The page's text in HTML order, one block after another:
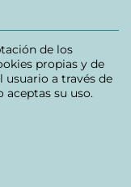
de los
propias y de
usuario a través de
aceptas su uso.